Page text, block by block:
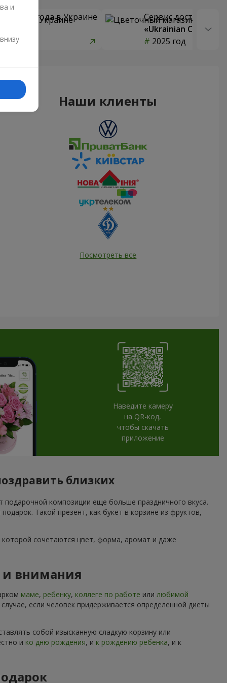
цветов года в Украине
Сервис доставки
«Ukrainian Choice»
2025 год
Наши клиенты
Посмотреть все
Наведите камеру
на QR-код,
чтобы скачать
приложение
близких
композиции еще больше праздничного вкуса.
Такой презент, как букет в корзине из фруктов,
сочетаются цвет, форма, аромат и даже
и внимания
маме, ребенку, коллеге по работе или любимой
если человек придерживается определенной диеты
собой изысканную сладкую корзину или
и ко дню рождения, и к рождению ребенка, и к
и